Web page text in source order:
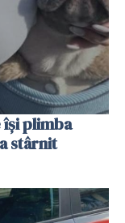
își plimba
stârnit